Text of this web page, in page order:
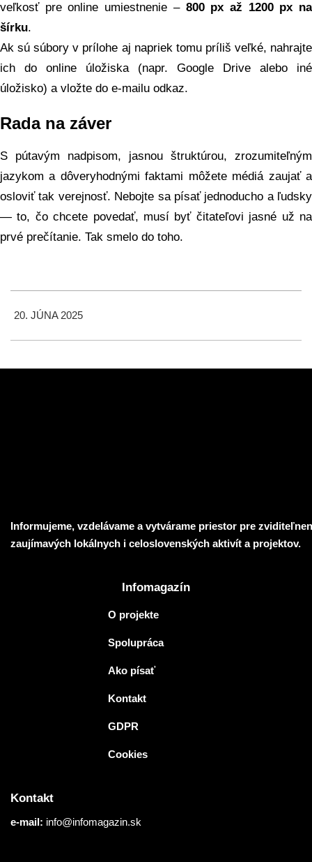
veľkosť pre online umiestnenie – 800 px až 1200 px na
šírku.
Ak sú súbory v prílohe aj napriek tomu príliš veľké, nahrajte
ich do online úložiska (napr. Google Drive alebo iné
úložisko) a vložte do e-mailu odkaz.
Rada na záver
S pútavým nadpisom, jasnou štruktúrou, zrozumiteľným
jazykom a dôveryhodnými faktami môžete médiá zaujať a
osloviť tak verejnosť. Nebojte sa písať jednoducho a ľudsky
— to, čo chcete povedať, musí byť čitateľovi jasné už na
prvé prečítanie. Tak smelo do toho.
06-
20. JÚNA 2025
Informujeme, vzdelávame a vytvárame priestor pre
zaujímavých lokálnych i celoslovenských aktivít a projektov.
Infomagazín
O projekte
Spolupráca
Ako písať
Kontakt
GDPR
Cookies
Kontakt
e-mail: info@infomagazin.sk